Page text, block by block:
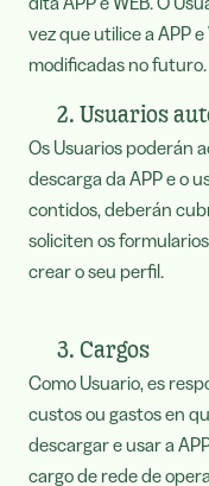
vez que utilice a APP
modificadas no futuro.
2. Usuarios
Os Usuarios poderán
descarga da APP e o
contidos, deberán
soliciten os
crear o seu perfil.
3. Cargos
Como Usuario, es
custos ou gastos en
descargar e usar a
cargo de rede de